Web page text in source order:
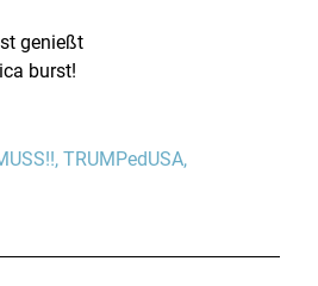
genießt
burst!
,TRUMPedUSA,